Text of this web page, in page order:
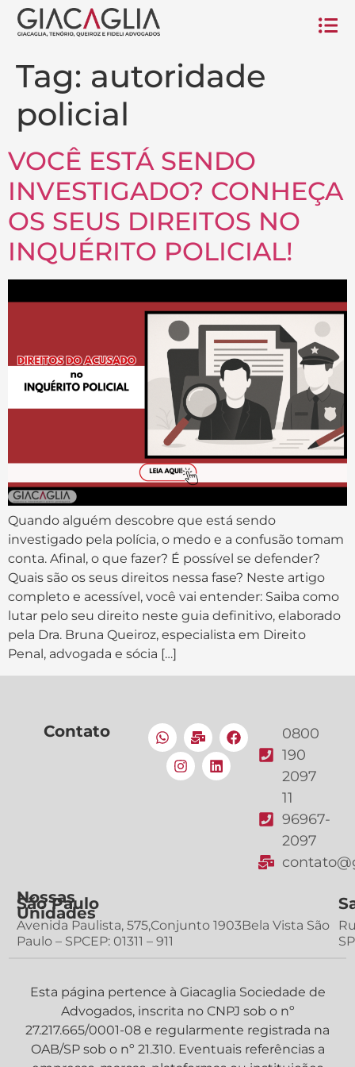
Tag: autoridade
policial
VOCÊ ESTÁ SENDO
INVESTIGADO? CONHEÇA
OS SEUS DIREITOS NO
INQUÉRITO POLICIAL!
Quando alguém descobre que está sendo
investigado pela polícia, o medo e a confusão tomam
conta. Afinal, o que fazer? É possível se defender?
Quais são os seus direitos nessa fase? Neste artigo
completo e acessível, você vai entender: Saiba como
lutar pelo seu direito neste guia definitivo, elaborado
pela Dra. Bruna Queiroz, especialista em Direito
Penal, advogada e sócia […]
Contato
0800
190
2097
11
96967-
2097
Nossas
Unidades
São Paulo
Avenida Paulista, 575,Conjunto 1903Bela Vista São
Paulo – SPCEP: 01311 – 911
Esta página pertence à Giacaglia Sociedade de
Advogados, inscrita no CNPJ sob o nº
27.217.665/0001-08 e regularmente registrada na
OAB/SP sob o nº 21.310. Eventuais referências a